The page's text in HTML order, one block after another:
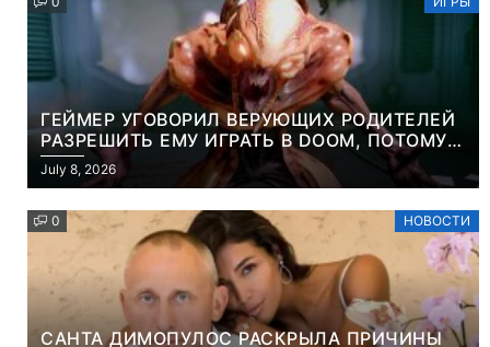
ГЕЙМЕР УГОВОРИЛ ВЕРУЮЩИХ РОДИТЕЛЕЙ
РАЗРЕШИТЬ ЕМУ ИГРАТЬ В DOOM, ПОТОМУ
ЧТО ЭТО ХРИСТИАНСКАЯ ИГРА ПРО
УБИЙСТВО ДЕМОНОВ
July 8, 2026
0 НОВОСТИ
САНТА ДИМОПУЛОС РАСКРЫЛА ПРИЧИНЫ